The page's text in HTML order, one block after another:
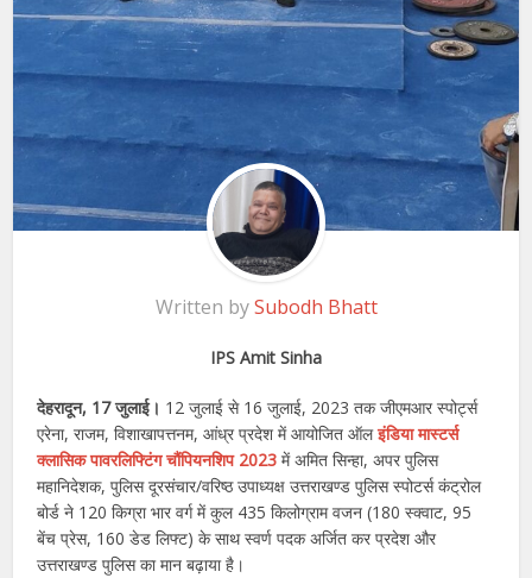
Written bySubodh Bhatt
IPS Amit Sinha
देहरादून, 17 जुलाई। 12 जुलाई से 16 जुलाई, 2023 तक जीएमआर स्पोर्ट्स
एरेना, राजम, विशाखापत्तनम, आंध्र प्रदेश में आयोजित ऑलइंडिया मास्टर्स
क्लासिक पावरलिफ्टिंग चौंपियनशिप 2023 में अमित सिन्हा, अपर पुलिस
महानिदेशक, पुलिस दूरसंचार/वरिष्ठ उपाध्यक्ष उत्तराखण्ड पुलिस स्पोटर्स कंट्रोल
बोर्ड ने 120 किग्रा भार वर्ग में कुल 435 किलोग्राम वजन (180 स्क्वाट, 95
बेंच प्रेस, 160 डेड लिफ्ट) के साथ स्वर्ण पदक अर्जित कर प्रदेश और
उत्तराखण्ड पुलिस का मान बढ़ाया है।